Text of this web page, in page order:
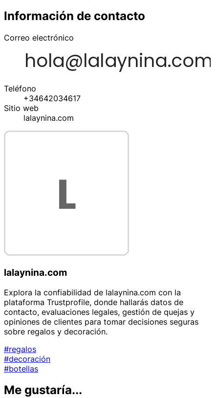
Información de contacto
Correo electrónico
Teléfono
+34642034617
Sitio web
lalaynina.com
lalaynina.com
Explora la confiabilidad de lalaynina.com con la
plataforma Trustprofile, donde hallarás datos de
contacto, evaluaciones legales, gestión de quejas y
opiniones de clientes para tomar decisiones seguras
sobre regalos y decoración.
#regalos
#decoración
#botellas
Me gustaría...